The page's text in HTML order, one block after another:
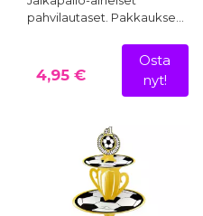
pahvilautaset. Pakkaukse…
4,95 €
Osta
nyt!